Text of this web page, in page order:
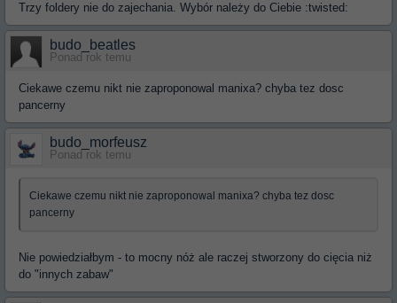
Trzy foldery nie do zajechania. Wybór należy do Ciebie :twisted:
budo_beatles
Ponad rok temu
Ciekawe czemu nikt nie zaproponowal manixa? chyba tez dosc
pancerny
budo_morfeusz
Ponad rok temu
Ciekawe czemu nikt nie zaproponowal manixa? chyba tez dosc
pancerny
Nie powiedziałbym - to mocny nóż ale raczej stworzony do cięcia niż
do "innych zabaw"